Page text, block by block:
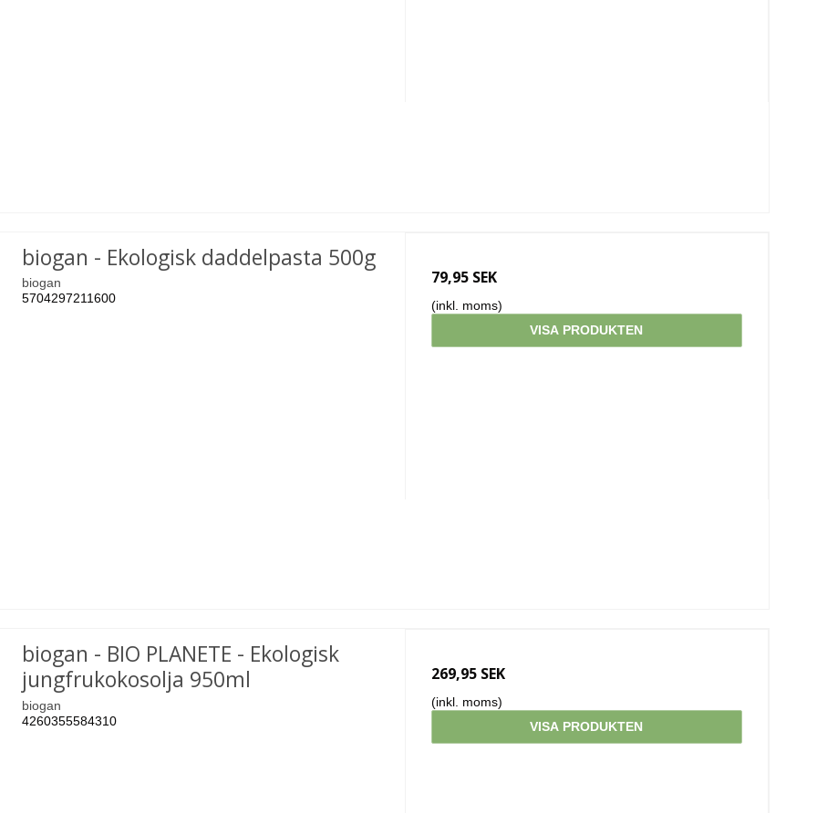
biogan - Ekologisk daddelpasta 500g
biogan
5704297211600
79,95 SEK
(inkl. moms)
VISA PRODUKTEN
biogan - BIO PLANETE - Ekologisk
jungfrukokosolja 950ml
biogan
4260355584310
269,95 SEK
(inkl. moms)
VISA PRODUKTEN